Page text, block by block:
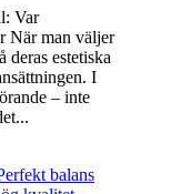
Var
När man väljer
deras estetiska
I
– inte